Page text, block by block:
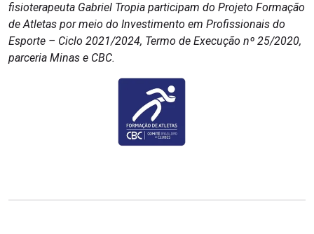
fisioterapeuta Gabriel Tropia participam do Projeto Formação
de Atletas por meio do Investimento em Profissionais do
Esporte – Ciclo 2021/2024, Termo de Execução nº 25/2020,
parceria Minas e CBC.